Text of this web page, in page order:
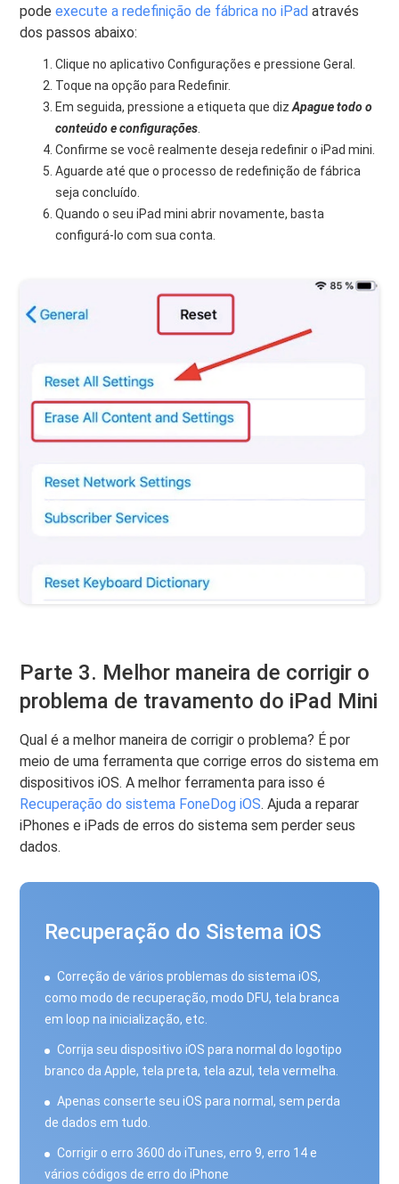
podeexecute a redefinição de fábrica no iPad através
dos passos abaixo:
Clique no aplicativo Configurações e pressione Geral.
Toque na opção para Redefinir.
Em seguida, pressione a etiqueta que dizApague todo o
conteúdo e configurações
Confirme se você realmente deseja redefinir o iPad mini.
Aguarde até que o processo de redefinição de fábrica
seja concluído.
Quando o seu iPad mini abrir novamente, basta
configurá-lo com sua conta.
Parte 3. Melhor maneira de corrigir o
problema de travamento do iPad Mini
Qual é a melhor maneira de corrigir o problema? É por
meio de uma ferramenta que corrige erros do sistema em
dispositivos iOS. A melhor ferramenta para isso é
Recuperação do sistema FoneDog iOS. Ajuda a reparar
iPhones e iPads de erros do sistema sem perder seus
dados.
Recuperação do Sistema iOS
Correção de vários problemas do sistema iOS,
como modo de recuperação, modo DFU, tela branca
em loop na inicialização, etc.
Corrija seu dispositivo iOS para normal do logotipo
branco da Apple, tela preta, tela azul, tela vermelha.
Apenas conserte seu iOS para normal, sem perda
de dados em tudo.
Corrigir o erro 3600 do iTunes, erro 9, erro 14 e
vários códigos de erro do iPhone